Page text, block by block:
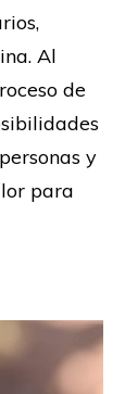
Al
de
y
para